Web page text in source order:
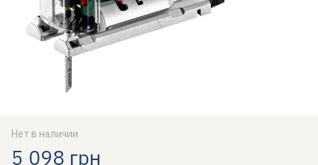
Нет в наличии
5 098 грн